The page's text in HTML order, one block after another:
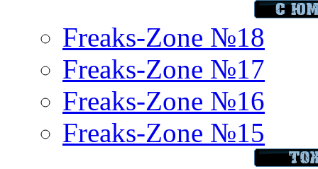
Freaks-Zone №18
Freaks-Zone №17
Freaks-Zone №16
Freaks-Zone №15